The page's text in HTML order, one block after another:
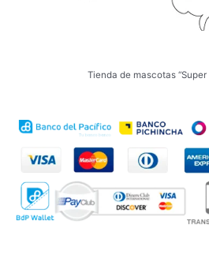
Tienda de mascotas “Super